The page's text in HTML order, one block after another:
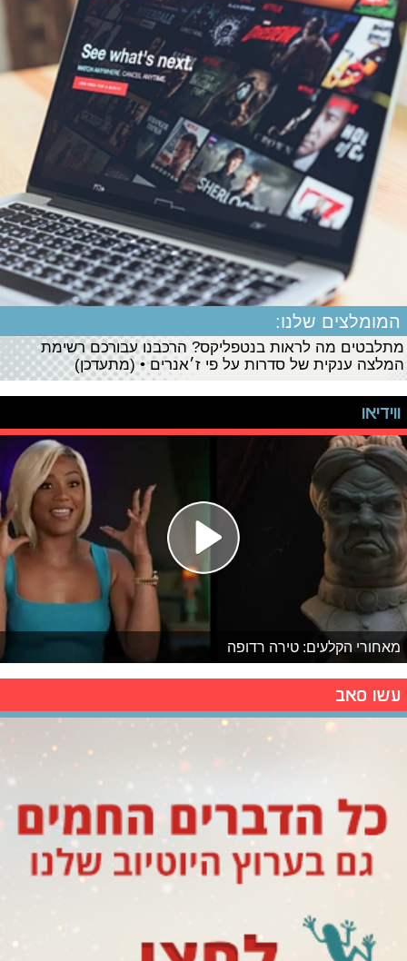
המומלצים שלנו:
מתלבטים מה לראות בנטפליקס? הרכבנו עבורכם רשימת
המלצה ענקית של סדרות על פי ז׳אנרים • (מתעדכן)
ווידיאו
מאחורי הקלעים: טירה רדופה
עשו סאב